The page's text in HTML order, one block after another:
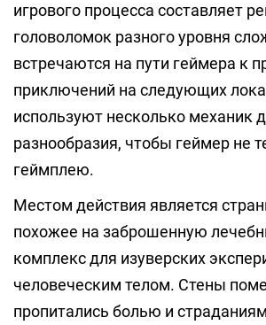
игрового процесса составляет
головоломок разного уровня
встречаются на пути геймера к
приключений на следующих
используют несколько механик
разнообразия, чтобы геймер не
геймплею.
Местом действия является
похожее на заброшенную
комплекс для изуверских
человеческим телом. Стены
пропитались болью и